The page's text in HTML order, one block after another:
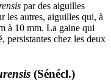
par des aiguilles
les autres, aiguilles qui, à
à 10 mm. La gaine qui
persistantes chez les deux
(Sénécl.)